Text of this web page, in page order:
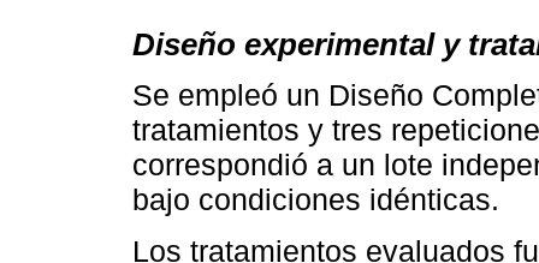
Diseño experimental y
Se empleó un Diseño
tratamientos y tres
correspondió a un lote
bajo condiciones idénticas.
Los tratamientos evaluados